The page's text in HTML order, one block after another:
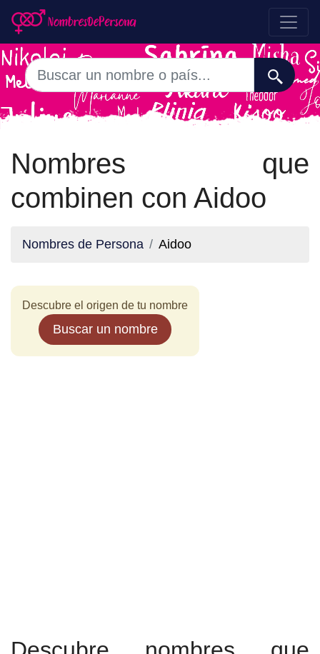
Nombres que
combinen con Aidoo
Nombres de Persona Aidoo
Descubre el origen de tu nombre
Buscar un nombre